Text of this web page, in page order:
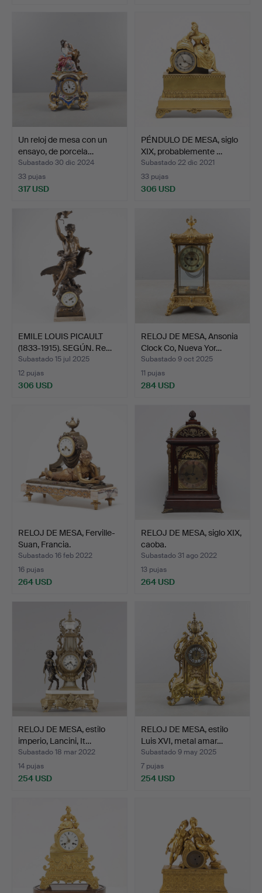
Un reloj de mesa con un
ensayo, de porcela…
Subastado 30 dic 2024
33 pujas
317 USD
PÉNDULO DE MESA, siglo
XIX, probablemente …
Subastado 22 dic 2021
33 pujas
306 USD
EMILE LOUIS PICAULT
(1833-1915). SEGÚN. Re…
Subastado 15 jul 2025
12 pujas
306 USD
RELOJ DE MESA, Ansonia
Clock Co, Nueva Yor…
Subastado 9 oct 2025
11 pujas
284 USD
RELOJ DE MESA, Ferville-
Suan, Francia.
Subastado 16 feb 2022
16 pujas
264 USD
RELOJ DE MESA, siglo XIX,
caoba.
Subastado 31 ago 2022
13 pujas
264 USD
RELOJ DE MESA, estilo
imperio, Lancini, It…
Subastado 18 mar 2022
14 pujas
254 USD
RELOJ DE MESA, estilo
Luis XVI, metal amar…
Subastado 9 may 2025
7 pujas
254 USD